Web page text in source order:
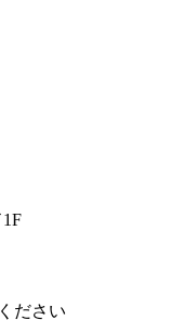
ださい